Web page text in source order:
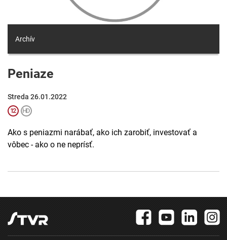
Archív
Peniaze
Streda 26.01.2022
Ako s peniazmi narábať, ako ich zarobiť, investovať a
vôbec - ako o ne neprísť.